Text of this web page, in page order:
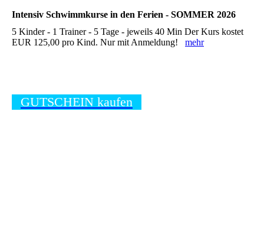
Intensiv Schwimmkurse in den Ferien - SOMMER 2026
5 Kinder - 1 Trainer - 5 Tage - jeweils 40 Min Der Kurs kostet
EUR 125,00 pro Kind. Nur mit Anmeldung! mehr
GUTSCHEIN kaufen